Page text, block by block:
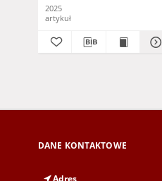
2025
artykuł
DANE KONTAKTOWE
Adres